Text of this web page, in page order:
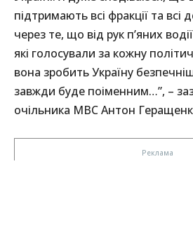
підтримають всі фракції та всі
через те, що від рук п’яних
які голосували за кожну
вона зробить Україну
завжди буде поіменним…”, –
очільника МВС Антон